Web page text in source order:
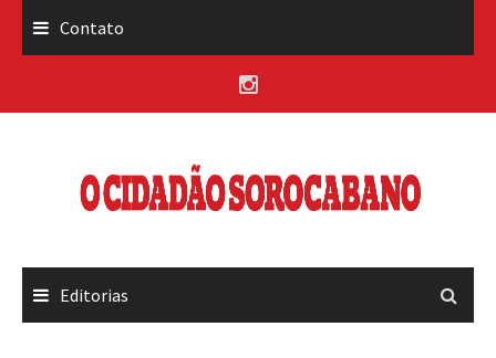
Contato
Editorias